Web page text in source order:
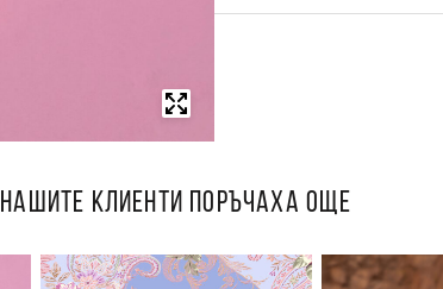
НАШИТЕ КЛИЕНТИ ПОРЪЧАХА ОЩЕ